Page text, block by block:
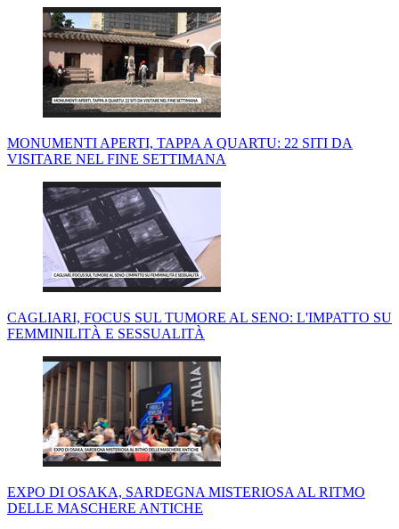
MONUMENTI APERTI, TAPPA A QUARTU: 22 SITI DA
VISITARE NEL FINE SETTIMANA
CAGLIARI, FOCUS SUL TUMORE AL SENO: L'IMPATTO SU
FEMMINILITÀ E SESSUALITÀ
EXPO DI OSAKA, SARDEGNA MISTERIOSA AL RITMO
DELLE MASCHERE ANTICHE